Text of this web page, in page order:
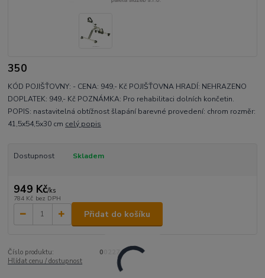
350
KÓD POJIŠŤOVNY: - CENA: 949,- Kč POJIŠŤOVNA HRADÍ: NEHRAZENO
DOPLATEK: 949,- Kč POZNÁMKA: Pro rehabilitaci dolních končetin.
POPIS: nastavitelná obtížnost šlapání barevné provedení: chrom rozměr:
41,5x54,5x30 cm celý popis
Dostupnost Skladem
949 Kč/ks
784 Kč bez DPH
Přidat do košíku
Číslo produktu:
00227
Hlídat cenu / dostupnost